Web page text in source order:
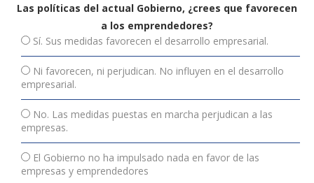
Las políticas del actual Gobierno, ¿crees que favorecen
a los emprendedores?
Sí. Sus medidas favorecen el desarrollo empresarial.
Ni favorecen, ni perjudican. No influyen en el desarrollo
empresarial.
No. Las medidas puestas en marcha perjudican a las
empresas.
El Gobierno no ha impulsado nada en favor de las
empresas y emprendedores